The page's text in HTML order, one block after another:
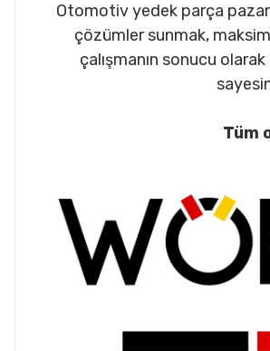
Otomotiv yedek parça
çözümler sunmak,
çalışmanın sonucu
Tüm